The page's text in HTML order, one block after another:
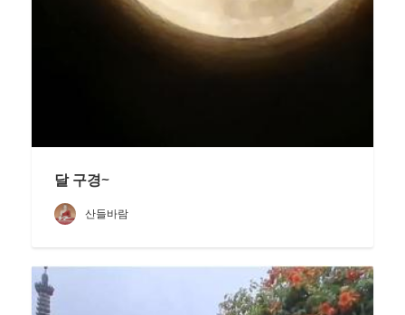
달 구경~
산들바람